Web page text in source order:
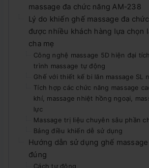
massage đa chức năng AM-238
Lý do khiến ghế massage đa
được nhiều khách hàng lựa chọn
cha mẹ
Công nghệ massage 5D hiện đại
trình massage tự động
Ghế với thiết kế bi lăn massage SL
Tích hợp các chức năng massage
khí, massage nhiệt hồng ngoại,
lực
Massage trị liệu chuyên sâu phần
Bảng điều khiến dễ sử dụng
Hướng dẫn sử dụng ghế
đúng
Cách tự động